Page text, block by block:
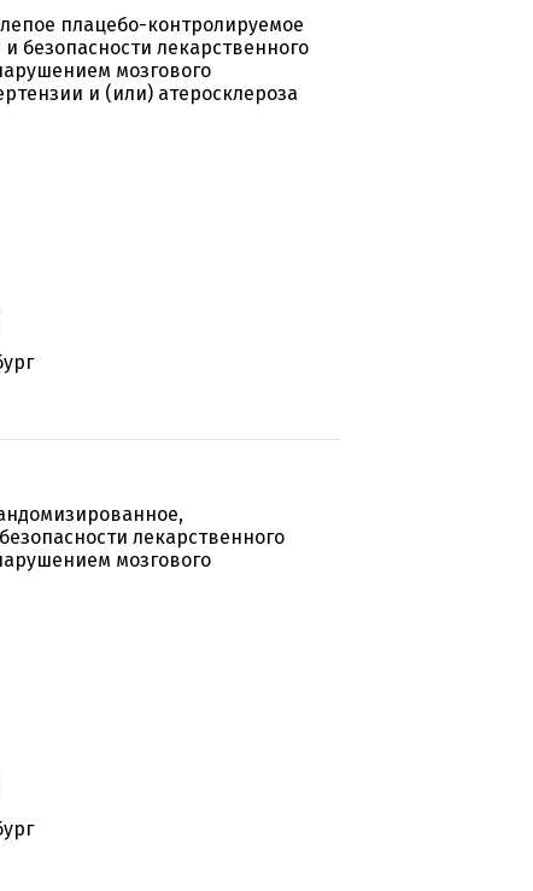
плацебо-контролируемое
безопасности лекарственного
мозгового
и (или) атеросклероза
лекарственного
мозгового